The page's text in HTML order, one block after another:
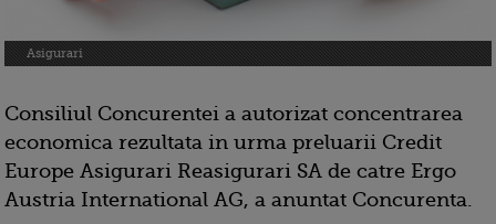
Asigurari
Consiliul Concurentei a autorizat concentrarea
economica rezultata in urma preluarii Credit
Europe Asigurari Reasigurari SA de catre Ergo
Austria International AG, a anuntat Concurenta.